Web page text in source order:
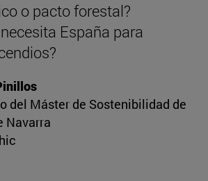
o pacto forestal?
España para
del Máster de Sostenibilidad de
Navarra